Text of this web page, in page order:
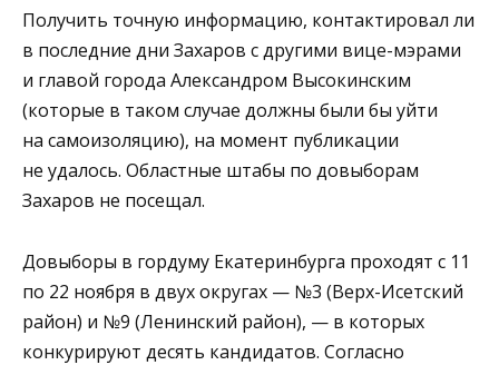
Получить точную информацию, контактировал ли
в последние дни Захаров с другими вице-мэрами
и главой города Александром Высокинским
(которые в таком случае должны были бы уйти
на самоизоляцию), на момент публикации
не удалось. Областные штабы по довыборам
Захаров не посещал.
Довыборы в гордуму Екатеринбурга проходят с 11
по 22 ноября в двух округах — №3 (Верх-Исетский
район) и №9 (Ленинский район), — в которых
конкурируют десять кандидатов. Согласно